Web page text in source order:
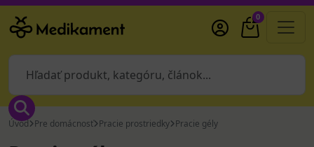
0
Úvod Pre domácnosť Pracie prostriedky Pracie gély